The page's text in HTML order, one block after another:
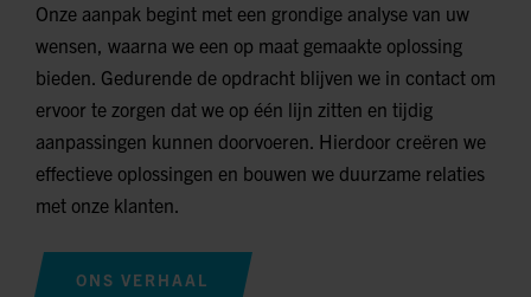
Onze aanpak begint met een grondige analyse van uw
wensen, waarna we een op maat gemaakte oplossing
bieden. Gedurende de opdracht blijven we in contact om
ervoor te zorgen dat we op één lijn zitten en tijdig
aanpassingen kunnen doorvoeren. Hierdoor creëren we
effectieve oplossingen en bouwen we duurzame relaties
met onze klanten.
ONS VERHAAL